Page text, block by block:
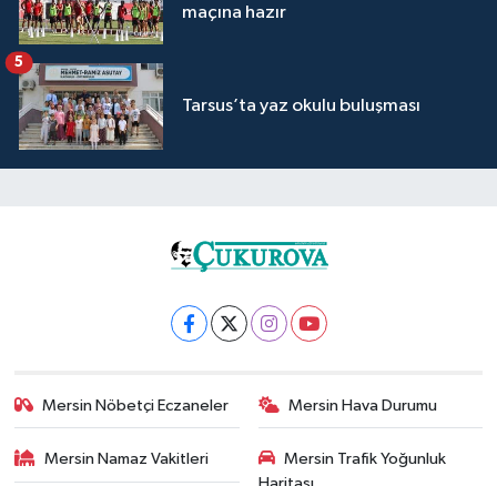
maçına hazır
Tarsus’ta yaz okulu buluşması
5
Mersin Nöbetçi Eczaneler Mersin Hava Durumu
Mersin Namaz Vakitleri
Mersin Trafik Yoğunluk